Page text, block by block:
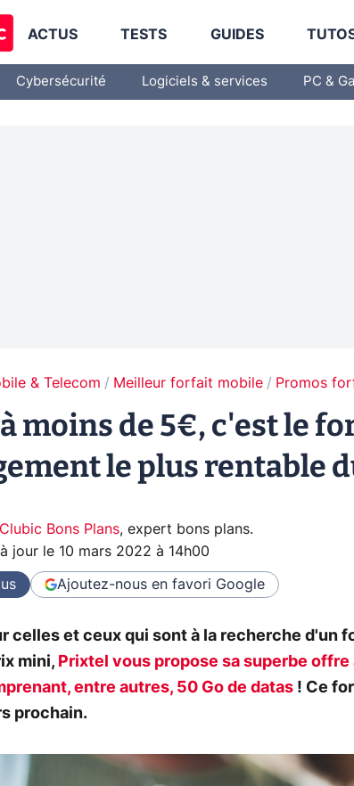
ACTUS TESTS GUIDES
Cybersécurité Logiciels & services PC &
& Telecom Meilleur forfait mobile Promos
moins de 5€, c'est le
le plus rentable
Clubic Bons Plans, expert bons plans.
jour le 10 mars 2022 à 14h00
Ajoutez-nous en favori Google
celles et ceux qui sont à la recherche d'un
mini, Prixtel vous propose sa superbe
entre autres, 50 Go de datas ! Ce
prochain.